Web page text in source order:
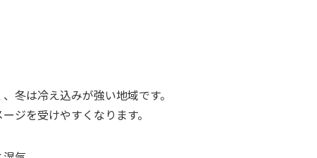
冬は冷え込みが強い地域です。
ジを受けやすくなります。